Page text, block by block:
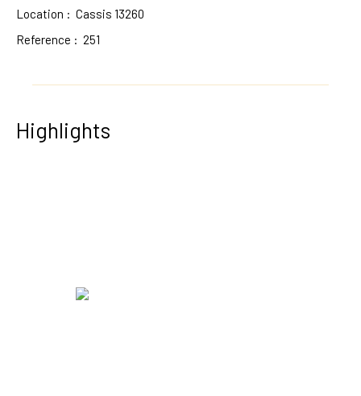
Location : Cassis 13260
Reference : 251
Highlights